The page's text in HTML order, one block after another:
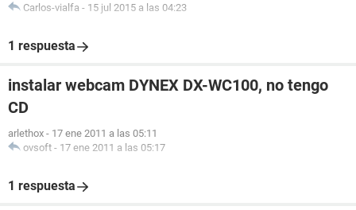
Carlos-vialfa - 15 jul 2015 a las 04:23
1 respuesta
instalar webcam DYNEX DX-WC100, no tengo
CD
arlethox - 17 ene 2011 a las 05:11
ovsoft - 17 ene 2011 a las 05:17
1 respuesta